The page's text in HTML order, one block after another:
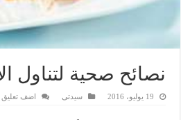
نصائح صحية لتناول
19 يوليو، 2016 سيدتى اضف تعليق